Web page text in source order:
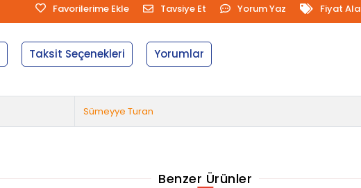
Favorilerime Ekle Tavsiye Et Yorum Yaz Fiyat
Taksit Seçenekleri Yorumlar
Sümeyye Turan
Benzer Ürünler